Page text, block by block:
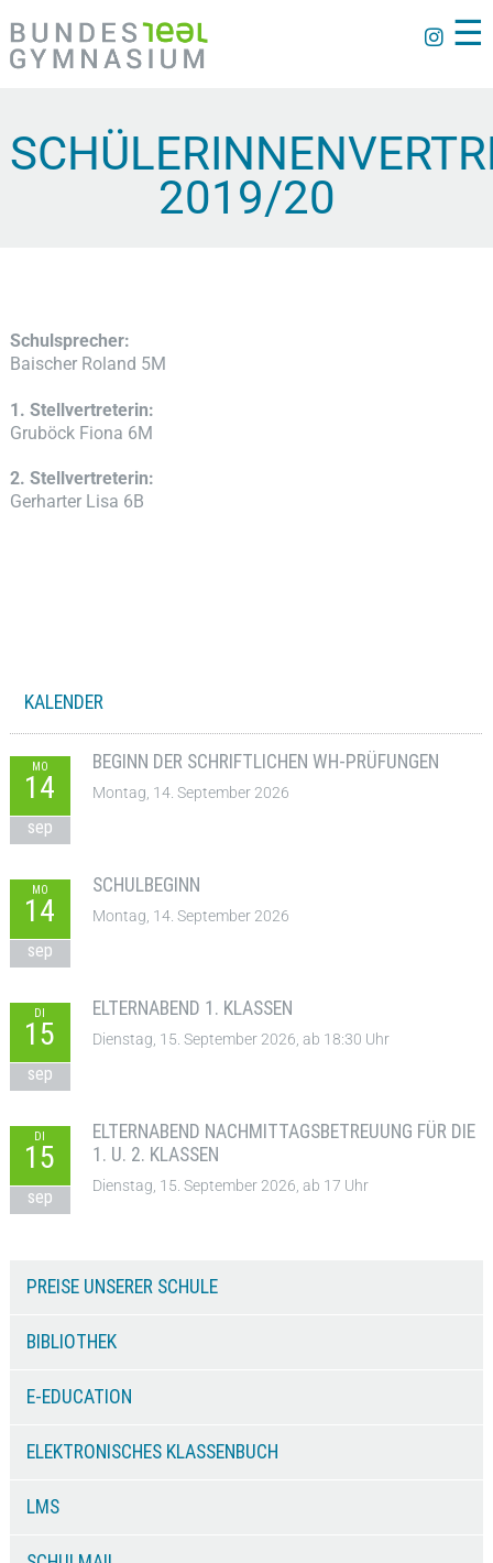
☰
2019/20
Schulsprecher:
Baischer Roland 5M
1. Stellvertreterin:
Gruböck Fiona 6M
2. Stellvertreterin:
Gerharter Lisa 6B
KALENDER
MO
14
sep
BEGINN DER SCHRIFTLICHEN WH-PRÜFUNGEN
Montag, 14. September 2026
MO
14
sep
SCHULBEGINN
Montag, 14. September 2026
DI
15
sep
ELTERNABEND 1. KLASSEN
Dienstag, 15. September 2026, ab 18:30 Uhr
DI
15
sep
ELTERNABEND NACHMITTAGSBETREUUNG FÜR DIE
1. U. 2. KLASSEN
Dienstag, 15. September 2026, ab 17 Uhr
PREISE UNSERER SCHULE
BIBLIOTHEK
E-EDUCATION
ELEKTRONISCHES KLASSENBUCH
LMS